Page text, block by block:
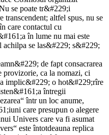
se poate tr&#229;i
altfel spus, nu se
care contactul cu
în lume nu mai este
se las&#229; s&#229;
de fapt consacrarea
provizorie, ca la nomazi, ci
implic&#229; o hot&#229;rîre
întregii
într un loc anume,
care presupun o alegere
Univers care va fi asumat
este întotdeauna replica